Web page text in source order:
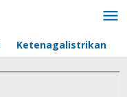
Ketenagalistrikan